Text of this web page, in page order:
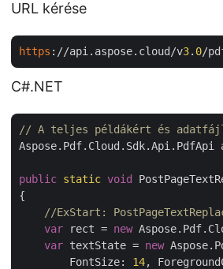
URL kérése
https ://api.aspose.cloud/v3. 0/
C#.NET
// A teljes példákért és
Aspose.Pdf.Cloud.Sdk.Api.PdfApi
public static void
{
//ExStart:
var rect = new
var textState = new
        FontSize:
14,